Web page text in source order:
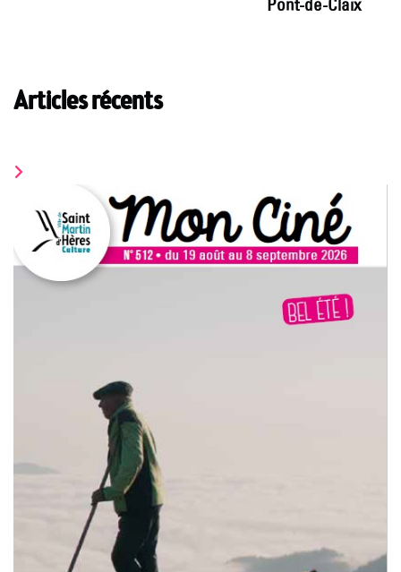
Pont-de-Claix
Articles récents